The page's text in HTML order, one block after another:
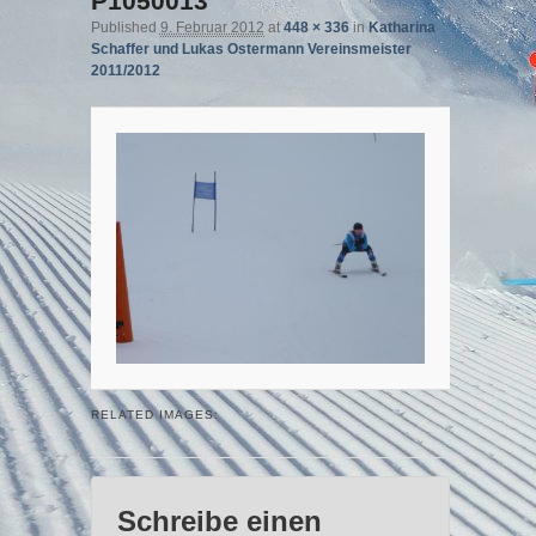
Published 9. Februar 2012 at 448 × 336inKatharina
Schaffer und Lukas Ostermann Vereinsmeister
2011/2012
RELATED IMAGES:
Schreibe einen